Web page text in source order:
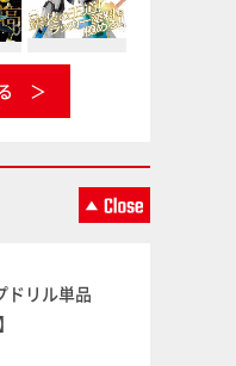
ドリル単品